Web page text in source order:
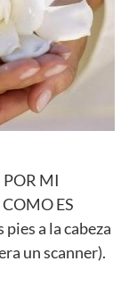
POR MI
ES
a la cabeza
un scanner).